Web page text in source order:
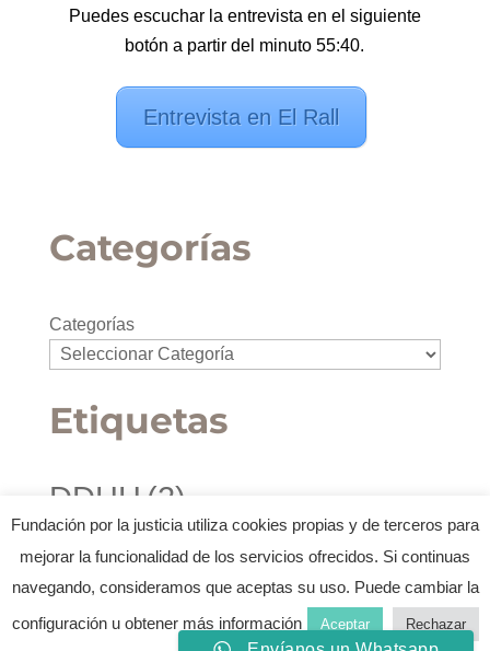
Puedes escuchar la entrevista en el siguiente
botón a partir del minuto 55:40.
Entrevista en El Rall
Categorías
Categorías
Etiquetas
DDHH (2)
(1) Disseny Drets de la infància i la joventut
Febra Estudi(2)
Humans Fest(2)
Fundación por la justicia utiliza cookies propias y de terceros para
mejorar la funcionalidad de los servicios ofrecidos. Si continuas
navegando, consideramos que aceptas su uso. Puede cambiar la
configuración u obtener más información
Aceptar Rechazar